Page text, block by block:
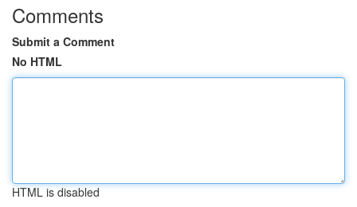
Comments
Submit a Comment
No HTML
HTML is disabled